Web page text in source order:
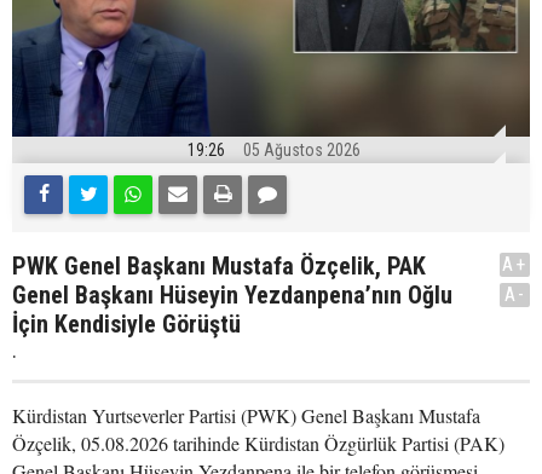
19:26 05 Ağustos 2026
PWK Genel Başkanı Mustafa Özçelik, PAK
Genel Başkanı Hüseyin Yezdanpena’nın Oğlu
İçin Kendisiyle Görüştü
.
A+
A-
Kürdistan Yurtseverler Partisi (PWK) Genel Başkanı Mustafa
Özçelik, 05.08.2026 tarihinde Kürdistan Özgürlük Partisi (PAK)